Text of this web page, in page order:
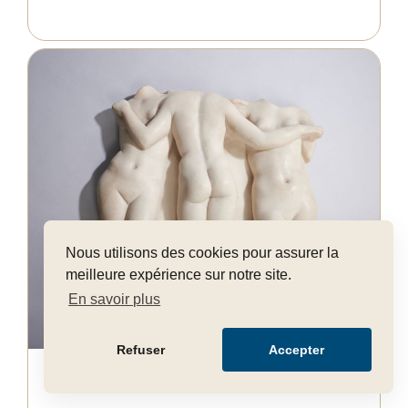
Nous utilisons des cookies pour assurer la
meilleure expérience sur notre site.
En savoir plus
Refuser Accepter